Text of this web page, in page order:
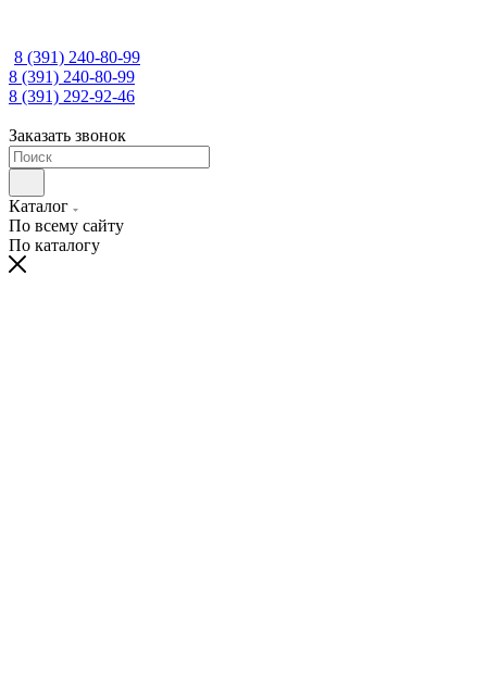
8 (391) 240-80-99
8 (391) 240-80-99
8 (391) 292-92-46
Заказать звонок
Каталог
По всему сайту
По каталогу